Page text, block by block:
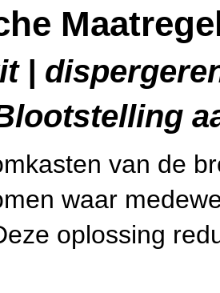
|
van de
waar
oplossing